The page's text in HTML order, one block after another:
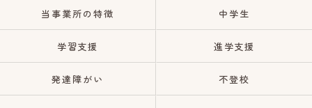
当事業所の特徴 中学生
学習支援 進学支援
発達障がい 不登校